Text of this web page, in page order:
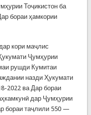
Тоҷикистон ба
бораи ҳамкории
кори маҷлис
Ҷумҳурии
рушди Кумитаи
назди Ҳукумати
2022 ва Дар бораи
дар Ҷумҳурии
бораи таҷлили 550 —